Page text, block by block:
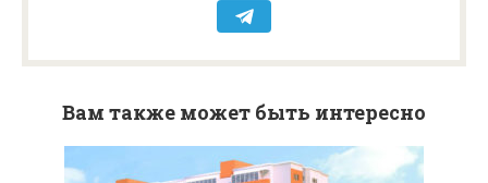
Вам также может быть интересно